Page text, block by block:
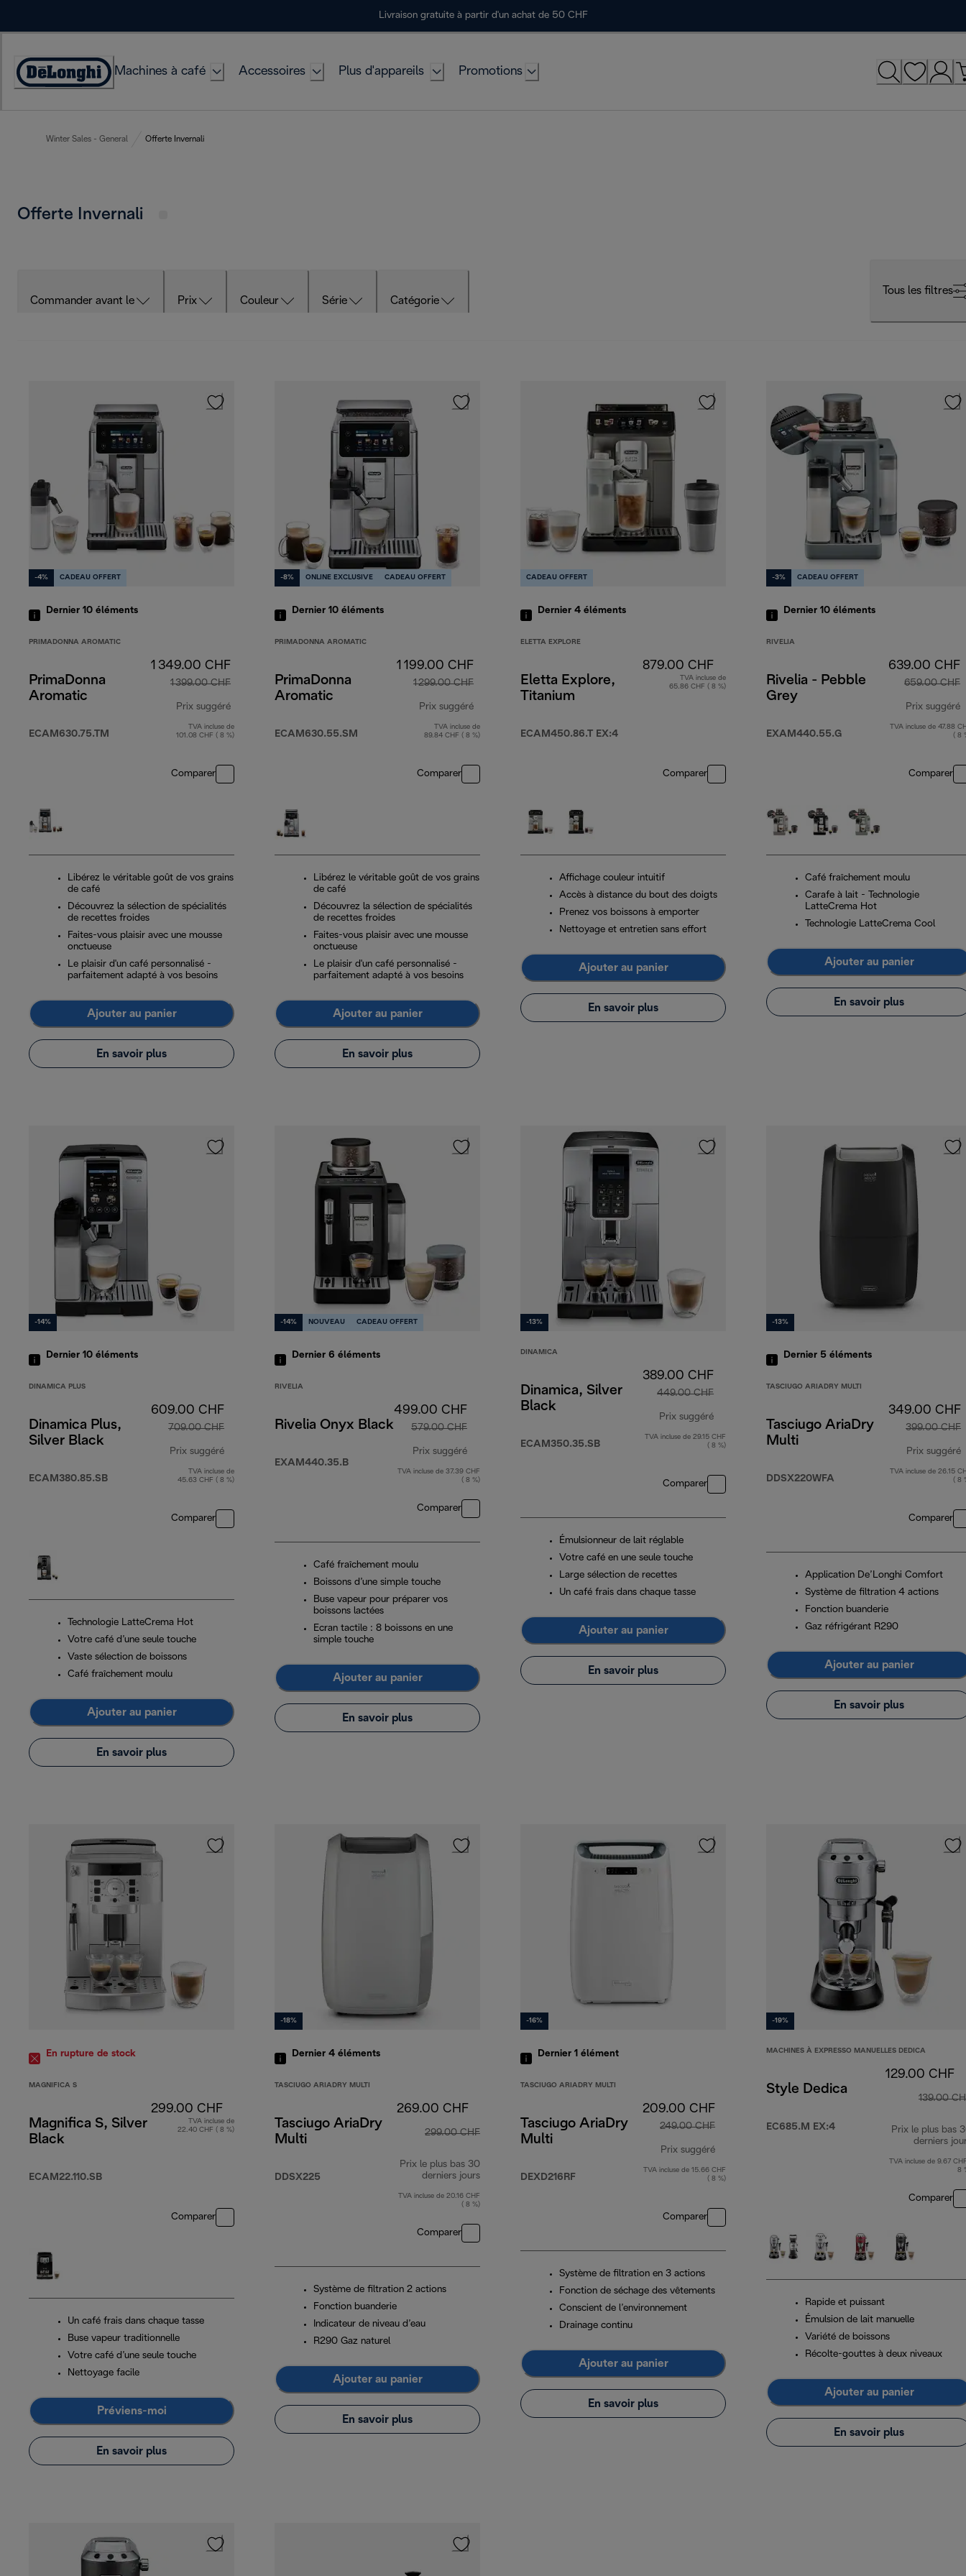
Livraison gratuite à partir d'un achat de 50 CHF
Déclaration
Machines à café Accessoires Plus d'appareils Promotions
Winter Sales - General Offerte Invernali
Offerte Invernali
Commander avant le Prix Couleur Série Catégorie
Tous les filtres
-4% CADEAU OFFERT
Dernier 10 éléments
PRIMADONNA AROMATIC
PrimaDonna
Aromatic
ECAM630.75.TM
1 349.00 CHF
1 399.00 CHF
Prix suggéré
prix original 1 399.00 CHF
TVA incluse de
101.08 CHF ( 8 %)
Comparer
Libérez le véritable goût de vos grains
de café
Découvrez la sélection de spécialités
de recettes froides
Faites-vous plaisir avec une mousse
onctueuse
Le plaisir d'un café personnalisé -
parfaitement adapté à vos besoins
Ajouter au panier
En savoir plus
-8% ONLINE EXCLUSIVE CADEAU OFFERT
Dernier 10 éléments
PRIMADONNA AROMATIC
PrimaDonna
Aromatic
ECAM630.55.SM
1 199.00 CHF
1 299.00 CHF
Prix suggéré
prix original 1 299.00 CHF
TVA incluse de
89.84 CHF ( 8 %)
Comparer
Libérez le véritable goût de vos grains
de café
Découvrez la sélection de spécialités
de recettes froides
Faites-vous plaisir avec une mousse
onctueuse
Le plaisir d'un café personnalisé -
parfaitement adapté à vos besoins
Ajouter au panier
En savoir plus
CADEAU OFFERT
Dernier 4 éléments
ELETTA EXPLORE
Eletta Explore,
Titanium
ECAM450.86.T EX:4
879.00 CHF
TVA incluse de
65.86 CHF ( 8 %)
Comparer
Affichage couleur intuitif
Accès à distance du bout des doigts
Prenez vos boissons à emporter
Nettoyage et entretien sans effort
Ajouter au panier
En savoir plus
-3% CADEAU OFFERT
Dernier 10 éléments
RIVELIA
Rivelia - Pebble
Grey
EXAM440.55.G
639.00 CHF
659.00 CHF
Prix suggéré
TVA incluse de 47.88
( 8
Comparer
Café fraîchement moulu
Carafe à lait - Technologie
LatteCrema Hot
Technologie LatteCrema Cool
Ajouter au panier
En savoir plus
-14%
Dernier 10 éléments
DINAMICA PLUS
Dinamica Plus,
Silver Black
ECAM380.85.SB
609.00 CHF
709.00 CHF
Prix suggéré
prix original 709.00 CHF
TVA incluse de
45.63 CHF ( 8 %)
Comparer
Technologie LatteCrema Hot
Votre café d’une seule touche
Vaste sélection de boissons
Café fraîchement moulu
Ajouter au panier
En savoir plus
-14% NOUVEAU CADEAU OFFERT
Dernier 6 éléments
RIVELIA
Rivelia Onyx Black
EXAM440.35.B
499.00 CHF
579.00 CHF
Prix suggéré
prix original 579.00 CHF
TVA incluse de 37.39 CHF
( 8 %)
Comparer
Café fraîchement moulu
Boissons d’une simple touche
Buse vapeur pour préparer vos
boissons lactées
Ecran tactile : 8 boissons en une
simple touche
Ajouter au panier
En savoir plus
-13%
DINAMICA
Dinamica, Silver
Black
ECAM350.35.SB
389.00 CHF
449.00 CHF
Prix suggéré
prix original 449.00 CHF
TVA incluse de 29.15 CHF
( 8 %)
Comparer
Émulsionneur de lait réglable
Votre café en une seule touche
Large sélection de recettes
Un café frais dans chaque tasse
Ajouter au panier
En savoir plus
-13%
Dernier 5 éléments
TASCIUGO ARIADRY MULTI
Tasciugo AriaDry
Multi
DDSX220WFA
349.00 CHF
399.00 CHF
Prix suggéré
TVA incluse de 26.15
( 8
Comparer
Application De’Longhi Comfort
Système de filtration 4 actions
Fonction buanderie
Gaz réfrigérant R290
Ajouter au panier
En savoir plus
En rupture de stock
MAGNIFICA S
Magnifica S, Silver
Black
ECAM22.110.SB
299.00 CHF
TVA incluse de
22.40 CHF ( 8 %)
Comparer
Un café frais dans chaque tasse
Buse vapeur traditionnelle
Votre café d’une seule touche
Nettoyage facile
Préviens-moi
En savoir plus
-18%
Dernier 4 éléments
TASCIUGO ARIADRY MULTI
Tasciugo AriaDry
Multi
DDSX225
269.00 CHF
299.00 CHF
Prix le plus bas 30
derniers jours
TVA incluse de 20.16 CHF
( 8 %)
Comparer
Système de filtration 2 actions
Fonction buanderie
Indicateur de niveau d’eau
R290 Gaz naturel
Ajouter au panier
En savoir plus
-16%
Dernier 1 élément
TASCIUGO ARIADRY MULTI
Tasciugo AriaDry
Multi
DEXD216RF
209.00 CHF
249.00 CHF
Prix suggéré
prix original 249.00 CHF
TVA incluse de 15.66 CHF
( 8 %)
Comparer
Système de filtration en 3 actions
Fonction de séchage des vêtements
Conscient de l’environnement
Drainage continu
Ajouter au panier
En savoir plus
-19%
MACHINES À EXPRESSO MANUELLES DEDICA
Style Dedica
EC685.M EX:4
129.00 CHF
139.00
Prix le plus bas
derniers
TVA incluse de 9.67
8
Comparer
Rapide et puissant
Émulsion de lait manuelle
Variété de boissons
Récolte-gouttes à deux niveaux
Ajouter au panier
En savoir plus